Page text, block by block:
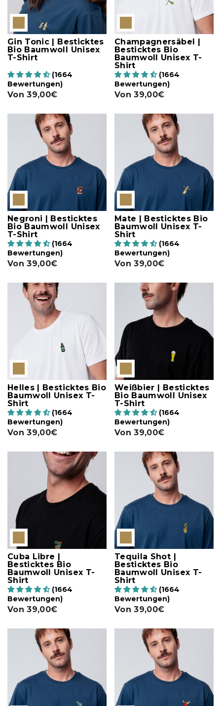
Gin Tonic | Besticktes
Bio Baumwoll Unisex
T-Shirt
(1664
Bewertungen)
Von 39,00€
Champagnersäbel |
Besticktes Bio
Baumwoll Unisex T-
Shirt
(1664
Bewertungen)
Von 39,00€
Negroni | Besticktes
Bio Baumwoll Unisex
T-Shirt
(1664
Bewertungen)
Von 39,00€
Mate | Besticktes Bio
Baumwoll Unisex T-
Shirt
(1664
Bewertungen)
Von 39,00€
Helles | Besticktes Bio
Baumwoll Unisex T-
Shirt
(1664
Bewertungen)
Von 39,00€
Weißbier | Besticktes
Bio Baumwoll Unisex
T-Shirt
(1664
Bewertungen)
Von 39,00€
Cuba Libre |
Besticktes Bio
Baumwoll Unisex T-
Shirt
(1664
Bewertungen)
Von 39,00€
Tequila Shot |
Besticktes Bio
Baumwoll Unisex T-
Shirt
(1664
Bewertungen)
Von 39,00€